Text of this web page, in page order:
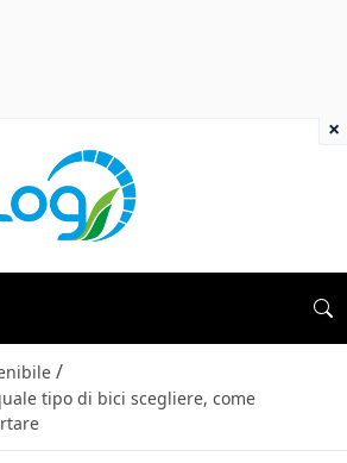
/
tipo di bici scegliere, come
×